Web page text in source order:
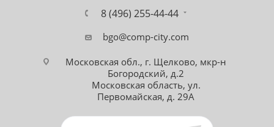
8 (496) 255-44-44
bgo@comp-city.com
Московская обл., г. Щелково, мкр-н
Богородский, д.2
Московская область, ул.
Первомайская, д. 29А